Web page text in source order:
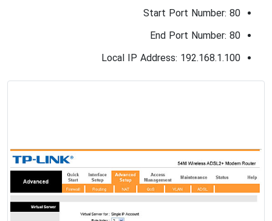
Start Port Number: 80
End Port Number: 80
Local IP Address: 192.168.1.100